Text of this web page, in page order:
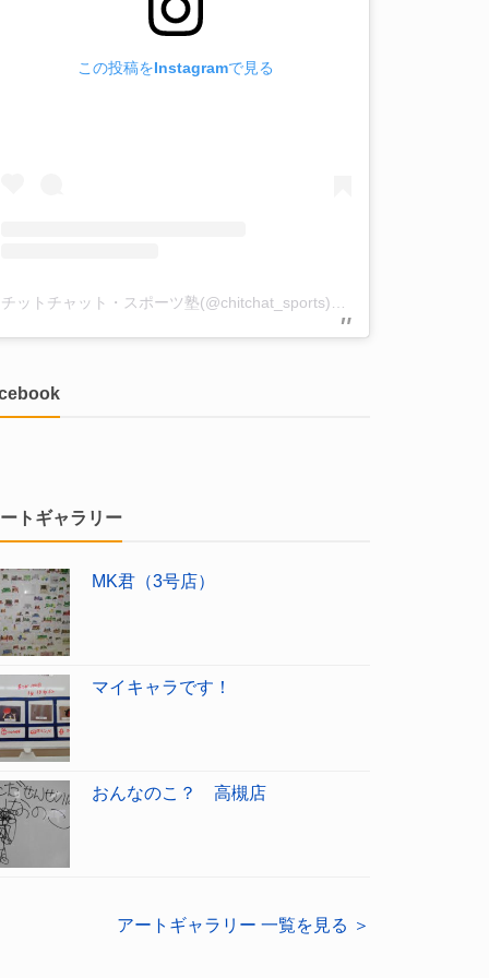
この投稿をInstagramで見る
チットチャット・スポーツ塾(@chitchat_sports)がシェアした投稿
トギャラリー
MK君（3号店）
マイキャラです！
おんなのこ？ 高槻店
アートギャラリー 一覧を見る ＞